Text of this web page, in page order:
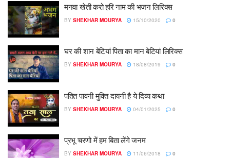
मनवा खेती करो हरि नाम की भजन लिरिक्स
BY SHEKHAR MOURYA 15/10/2020 0
घर की शान बेटियां पिता का मान बेटियां लिरिक्स
BY SHEKHAR MOURYA 18/08/2019 0
पतित पावनी मुक्ति दायनी है ये दिव्य कथा
BY SHEKHAR MOURYA 04/01/2025 0
प्रभू चरणो में हम बिता लेंगे जनम
BY SHEKHAR MOURYA 11/06/2018 0